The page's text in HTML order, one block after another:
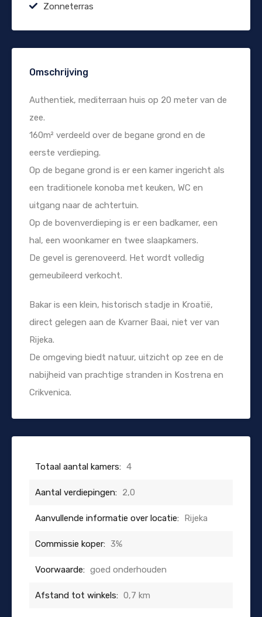
Zonneterras
Omschrijving
Authentiek, mediterraan huis op 20 meter van de
zee.
160m² verdeeld over de begane grond en de
eerste verdieping.
Op de begane grond is er een kamer ingericht als
een traditionele konoba met keuken, WC en
uitgang naar de achtertuin.
Op de bovenverdieping is er een badkamer, een
hal, een woonkamer en twee slaapkamers.
De gevel is gerenoveerd. Het wordt volledig
gemeubileerd verkocht.
Bakar is een klein, historisch stadje in Kroatië,
direct gelegen aan de Kvarner Baai, niet ver van
Rijeka.
De omgeving biedt natuur, uitzicht op zee en de
nabijheid van prachtige stranden in Kostrena en
Crikvenica.
Totaal aantal kamers: 4
Aantal verdiepingen: 2,0
Aanvullende informatie over locatie: Rijeka
Commissie koper: 3%
Voorwaarde: goed onderhouden
Afstand tot winkels: 0,7 km